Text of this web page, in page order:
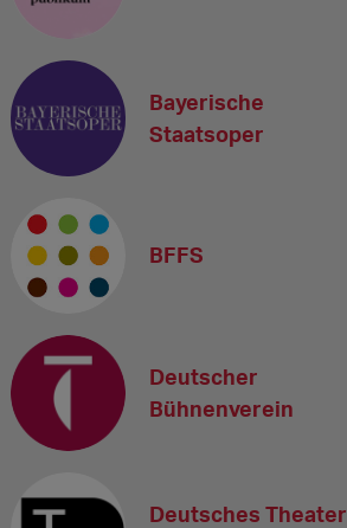
Bayerische
Staatsoper
BFFS
Deutscher
Bühnenverein
Deutsches Theater